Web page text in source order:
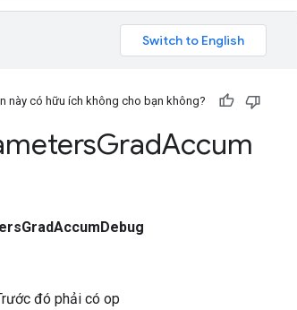
này có hữu ích không cho bạn không?
GradAccum
đó phải có op